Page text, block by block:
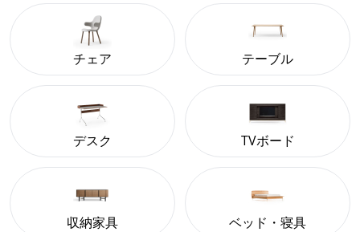
チェア テーブル
デスク TVボード
収納家具 ベッド・寝具